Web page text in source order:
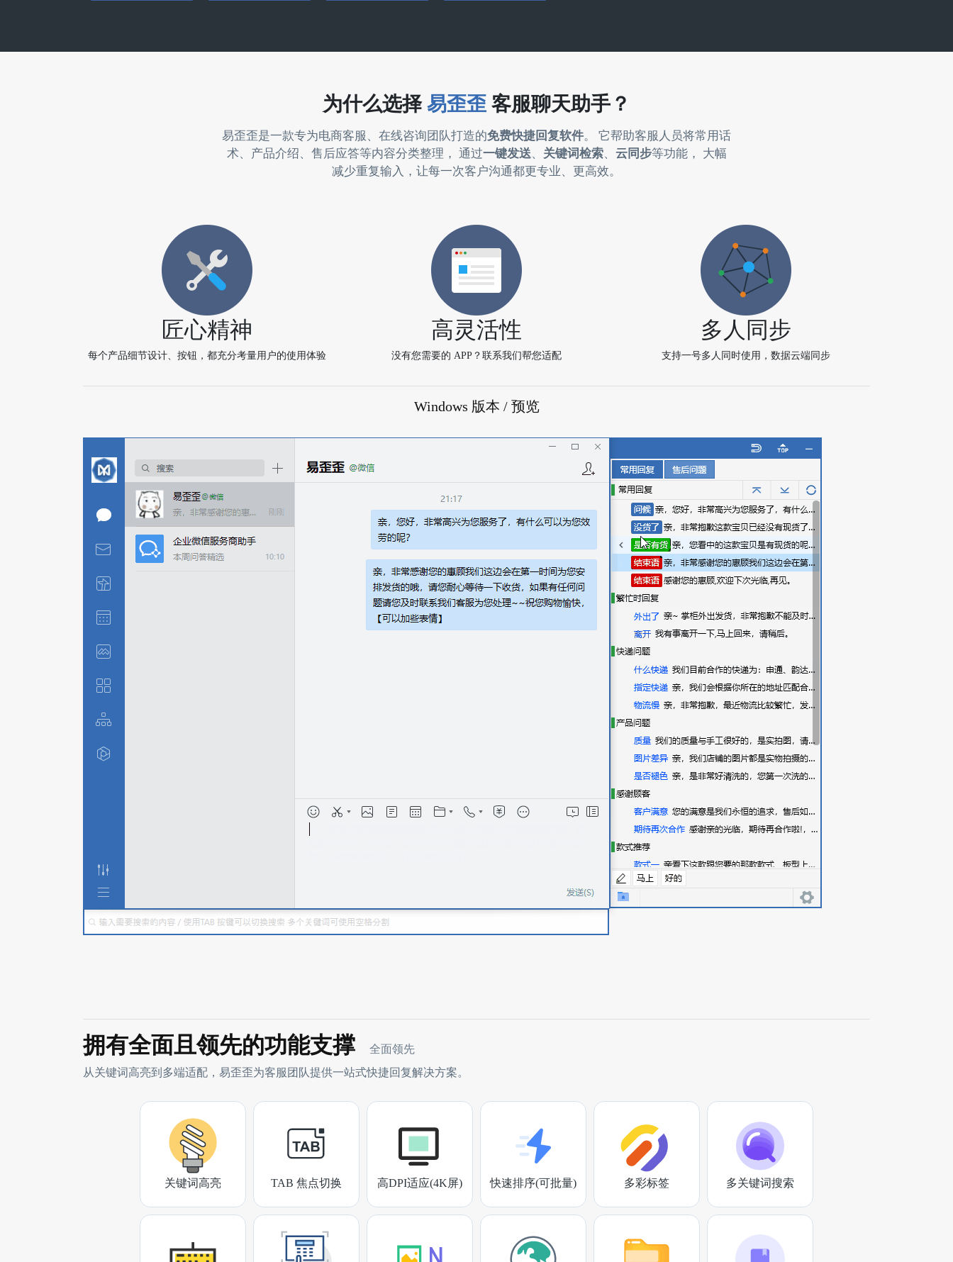
为什么选择 易歪歪 客服聊天助手？
易歪歪是一款专为电商客服、在线咨询团队打造的免费快捷回复软件 。 它帮助客服人员将常用话
术、产品介绍、售后应答等内容分类整理， 通过一键发送 关键词检索、 云同步等功能， 大幅
减少重复输入，让每一次客户沟通都更专业、更高效。
匠心精神
每个产品细节设计、按钮，都充分考量用户的使用体验
高灵活性
没有您需要的 APP？联系我们帮您适配
多人同步
支持一号多人同时使用，数据云端同步
Windows 版本 / 预览
拥有全面且领先的功能支撑 全面领先
从关键词高亮到多端适配，易歪歪为客服团队提供一站式快捷回复解决方案。
关键词高亮 TAB 焦点切换 高DPI适应(4K屏) 快速排序(可批量) 多彩标签 多关键词搜索